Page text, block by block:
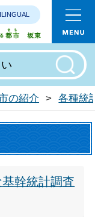
みんなで
の紹介 > 各種統
幹統計調査